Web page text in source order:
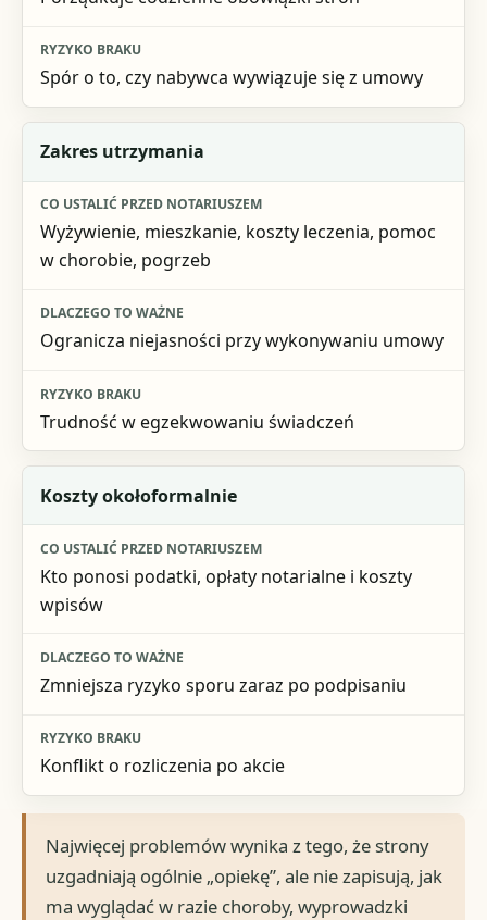
Spór o to, czy nabywca wywiązuje się z umowy
Zakres utrzymania
Wyżywienie, mieszkanie, koszty leczenia, pomoc
w chorobie, pogrzeb
Ogranicza niejasności przy wykonywaniu umowy
Trudność w egzekwowaniu świadczeń
Koszty okołoformalnie
Kto ponosi podatki, opłaty notarialne i koszty
wpisów
Zmniejsza ryzyko sporu zaraz po podpisaniu
Konflikt o rozliczenia po akcie
Najwięcej problemów wynika z tego, że strony
uzgadniają ogólnie „opiekę”, ale nie zapisują, jak
ma wyglądać w razie choroby, wyprowadzki